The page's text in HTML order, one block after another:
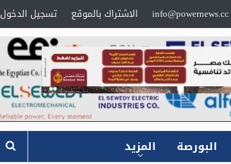
info@powernews.cc الاشتراك بالموقع تسجيل الدخول
البورصة المزيد